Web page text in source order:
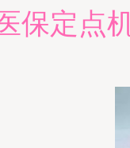
保定点